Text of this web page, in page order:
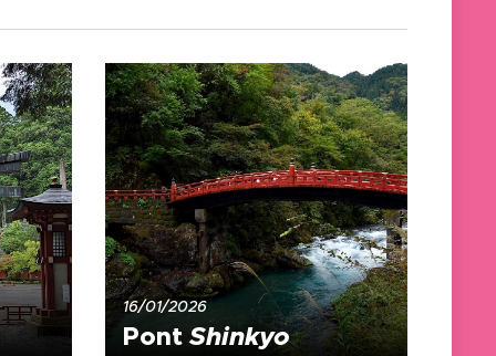
16/01/2026
PontShinkyo